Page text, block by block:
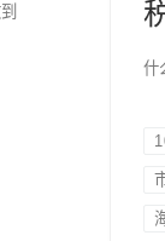
什